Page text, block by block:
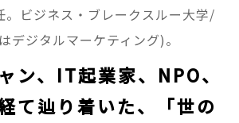
。ビジネス・ブレークスルー大学/
デジタルマーケティング)。
ン、IT起業家、NPO、
て辿り着いた、「世の